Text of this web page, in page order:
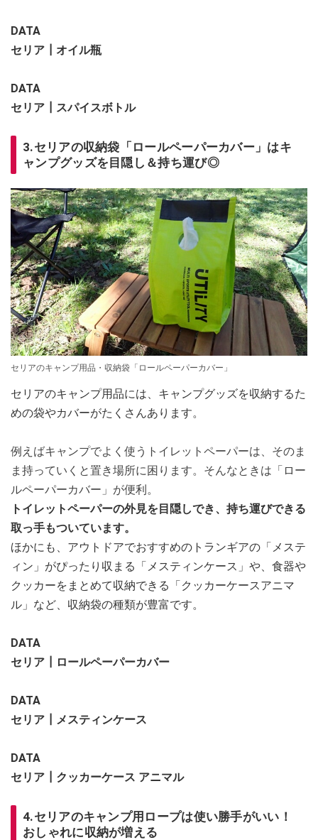
DATA
セリア┃オイル瓶
DATA
セリア┃スパイスボトル
3.セリアの収納袋「ロールペーパーカバー」はキ
ャンプグッズを目隠し＆持ち運び◎
セリアのキャンプ用品・収納袋「ロールペーパーカバー」
セリアのキャンプ用品には、キャンプグッズを収納するた
めの袋やカバーがたくさんあります。
例えばキャンプでよく使うトイレットペーパーは、そのま
ま持っていくと置き場所に困ります。そんなときは「ロー
ルペーパーカバー」が便利。
トイレットペーパーの外見を目隠しでき、持ち運びできる
取っ手もついています。
ほかにも、アウトドアでおすすめのトランギアの「メステ
ィン」がぴったり収まる「メスティンケース」や、食器や
クッカーをまとめて収納できる「クッカーケースアニマ
ル」など、収納袋の種類が豊富です。
DATA
セリア┃ロールペーパーカバー
DATA
セリア┃メスティンケース
DATA
セリア┃クッカーケース アニマル
4.セリアのキャンプ用ロープは使い勝手がいい！
おしゃれに収納が増える